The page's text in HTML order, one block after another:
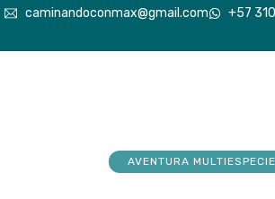
caminandoconmax@gmail.com +57
AVENTURA MULTIESPECIE